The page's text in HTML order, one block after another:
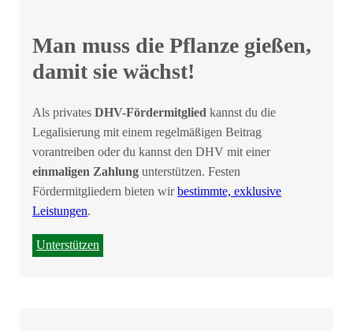
Man muss die Pflanze gießen,
damit sie wächst!
Als privatesDHV-Fördermitglied kannst du die
Legalisierung mit einem regelmäßigen Beitrag
vorantreiben oder du kannst den DHV mit einer
einmaligen Zahlung unterstützen. Festen
Fördermitgliedern bieten wirbestimmte, exklusive
Leistungen.
Unterstützen